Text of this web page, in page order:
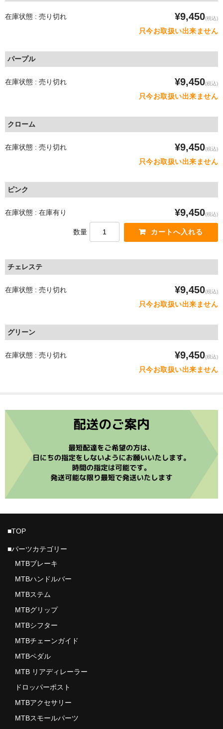
在庫状態 : 売り切れ ¥9,450(税込)
只今お取扱い出来ません
パープル
在庫状態 : 売り切れ ¥9,450(税込)
只今お取扱い出来ません
クローム
在庫状態 : 売り切れ ¥9,450(税込)
只今お取扱い出来ません
ピンク
在庫状態 : 在庫有り ¥9,450(税込)
数量
チェレステ
在庫状態 : 売り切れ ¥9,450(税込)
只今お取扱い出来ません
グリーン
在庫状態 : 売り切れ ¥9,450(税込)
只今お取扱い出来ません
■TOP
■パーツカテゴリー
MTBブレーキ
MTBハンドルバー
MTBステム
MTBグリップ
MTBシフター
MTBチェーンガイド
MTBペダル
MTB リアディレーラー
ドロッパーポスト
MTBアクセサリー
MTBスモールパーツ